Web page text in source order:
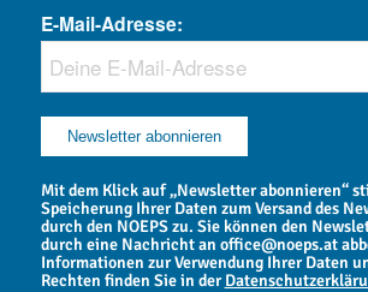
E-Mail-Adresse:
Mit dem Klick auf „Newsletter abonnieren“
Speicherung Ihrer Daten zum Versand des
durch den NOEPS zu. Sie können den
durch eine Nachricht an office@noeps.at
Informationen zur Verwendung Ihrer Daten
Rechten finden Sie in der